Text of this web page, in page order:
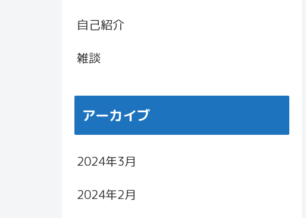
自己紹介
雑談
アーカイブ
2024年3月
2024年2月